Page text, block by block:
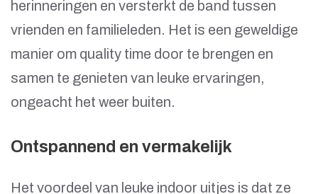
herinneringen en versterkt de band tussen
vrienden en familieleden. Het is een geweldige
manier om quality time door te brengen en
samen te genieten van leuke ervaringen,
ongeacht het weer buiten.
Ontspannend en vermakelijk
Het voordeel van leuke indoor uitjes is dat ze